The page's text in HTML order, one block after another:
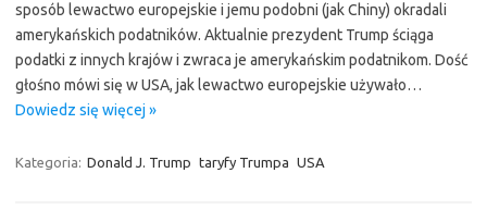
sposób lewactwo europejskie i jemu podobni (jak Chiny) okradali
amerykańskich podatników. Aktualnie prezydent Trump ściąga
podatki z innych krajów i zwraca je amerykańskim podatnikom. Dość
głośno mówi się w USA, jak lewactwo europejskie używało…
Dowiedz się więcej »
Kategoria: Donald J. Trump taryfy Trumpa USA